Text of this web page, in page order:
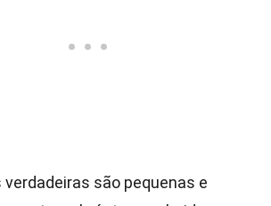
verdadeiras são pequenas e